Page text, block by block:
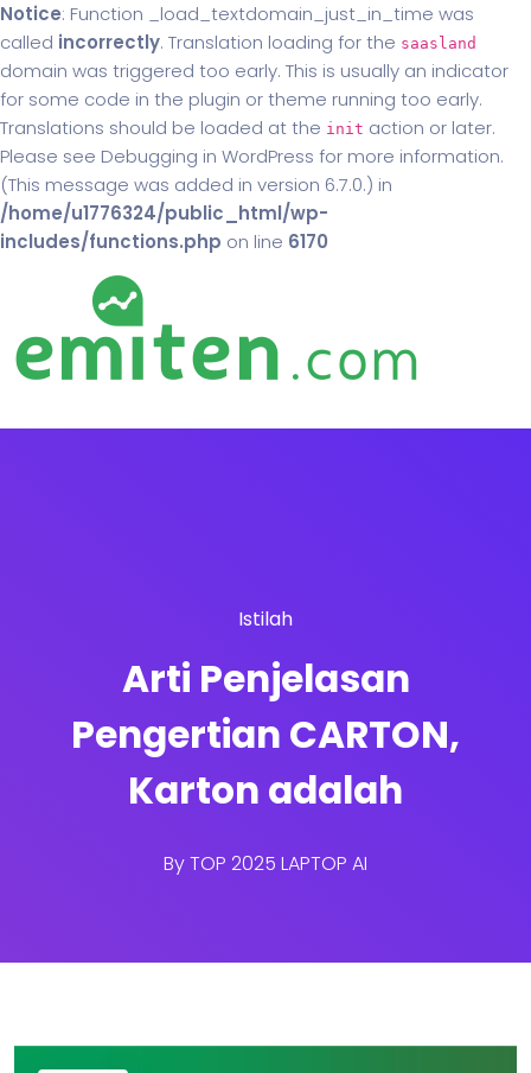
Notice: Function _load_textdomain_just_in_time was
called incorrectly. Translation loading for the saasland
domain was triggered too early. This is usually an indicator
for some code in the plugin or theme running too early.
Translations should be loaded at the init action or later.
Please see Debugging in WordPress for more information.
(This message was added in version 6.7.0.) in
/home/u1776324/public_html/wp-
includes/functions.php on line 6170
Istilah
Arti Penjelasan
Pengertian CARTON,
Karton adalah
ByTOP 2025 LAPTOP AI